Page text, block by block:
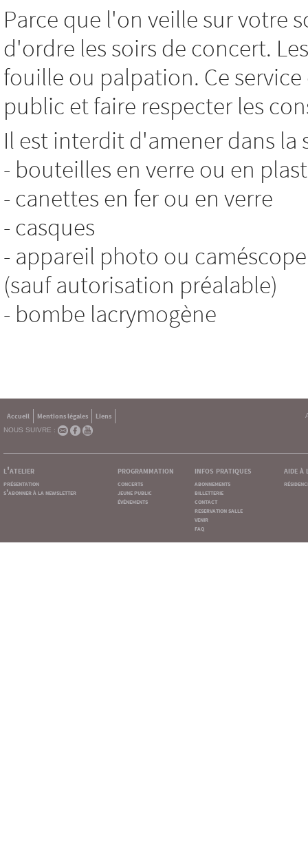
Parce que l'on veille sur votre
d'ordre les soirs de concert.
fouille ou palpation. Ce
public et faire respecter les
Il est interdit d'amener dans la
- bouteilles en verre ou en
- canettes en fer ou en verre
- casques
- appareil photo ou
(sauf autorisation préalable)
- bombe lacrymogène
Accueil Mentions légales
Liens
NOUS SUIVRE :
l'atelier
présentation
s'abonner à la newsletter
programmation
concerts
jeune public
événements
infos pratiques
abonnements
billetterie
contact
reservation salle
venir
faq
aide